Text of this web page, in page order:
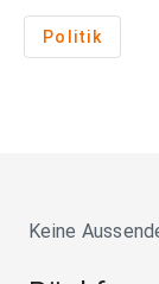
Politik
Keine